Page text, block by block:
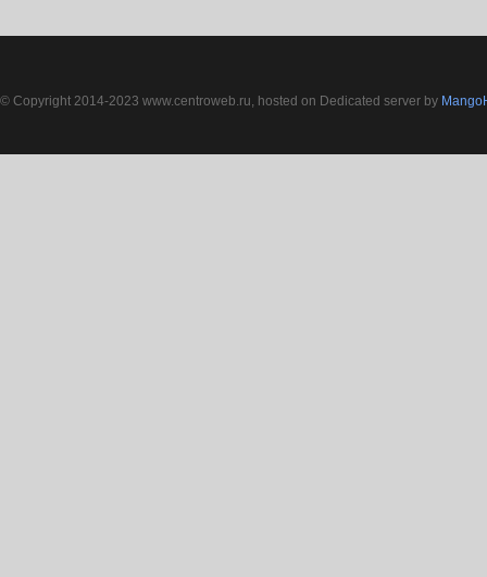
© Copyright 2014-2023 www.centroweb.ru, hosted on Dedicated server by